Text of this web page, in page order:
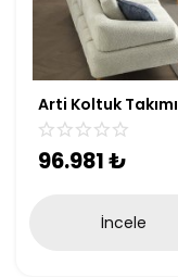
Arti Koltuk Takımı
96.981₺
İncele